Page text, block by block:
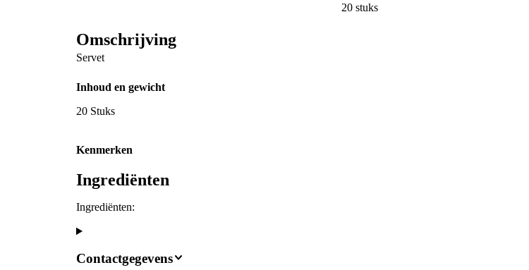
20 stuks
Omschrijving
Servet
Inhoud en gewicht
20 Stuks
Kenmerken
Ingrediënten
Ingrediënten:
Contactgegevens